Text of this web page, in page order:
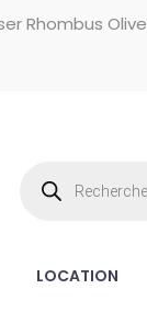
Rhombus Olive
produits
LOCATION